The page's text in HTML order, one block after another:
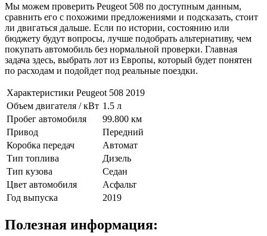
Мы можем проверить Peugeot 508 по доступным данным,
сравнить его с похожими предложениями и подсказать, стоит
ли двигаться дальше. Если по истории, состоянию или
бюджету будут вопросы, лучше подобрать альтернативу, чем
покупать автомобиль без нормальной проверки. Главная
задача здесь, выбрать лот из Европы, который будет понятен
по расходам и подойдет под реальные поездки.
Характеристики Peugeot 508 2019
Объем двигателя / кВт 1.5 л
Пробег автомобиля
99.800 км
Привод
Передний
Коробка передач
Автомат
Тип топлива
Дизель
Тип кузова
Седан
Цвет автомобиля
Асфальт
Год выпуска
2019
Полезная информация: